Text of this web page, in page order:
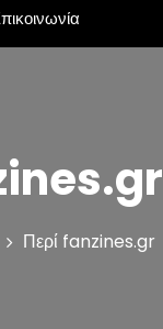
Περί fanzines.gr